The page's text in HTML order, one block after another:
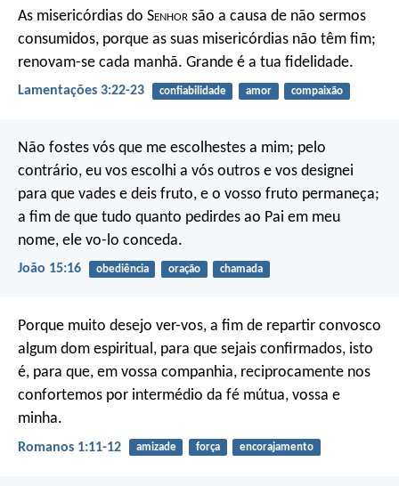
As misericórdias do Senhor são a causa de não sermos
consumidos, porque as suas misericórdias não têm fim;
renovam-se cada manhã. Grande é a tua fidelidade.
Lamentações 3:22-23 confiabilidade amor compaixão
Não fostes vós que me escolhestes a mim; pelo
contrário, eu vos escolhi a vós outros e vos designei
para que vades e deis fruto, e o vosso fruto permaneça;
a fim de que tudo quanto pedirdes ao Pai em meu
nome, ele vo-lo conceda.
João 15:16 obediência oração chamada
Porque muito desejo ver-vos, a fim de repartir convosco
algum dom espiritual, para que sejais confirmados, isto
é, para que, em vossa companhia, reciprocamente nos
confortemos por intermédio da fé mútua, vossa e
minha.
Romanos 1:11-12 amizade força encorajamento